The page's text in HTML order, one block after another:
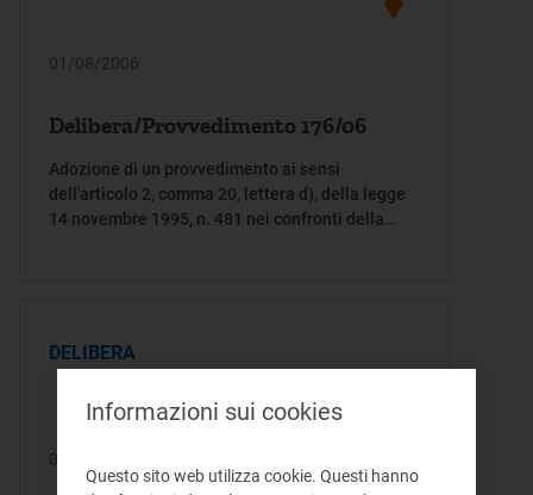
01/08/2006
Delibera/Provvedimento 176/06
Adozione di un provvedimento ai sensi
dell'articolo 2, comma 20, lettera d), della legge
14 novembre 1995, n. 481 nei confronti della
DELIBERA
01/08/2006
Informazioni sui cookies
Questo sito web utilizza cookie. Questi hanno